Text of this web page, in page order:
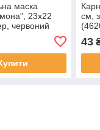
маска
23х22
червоний
см,
43